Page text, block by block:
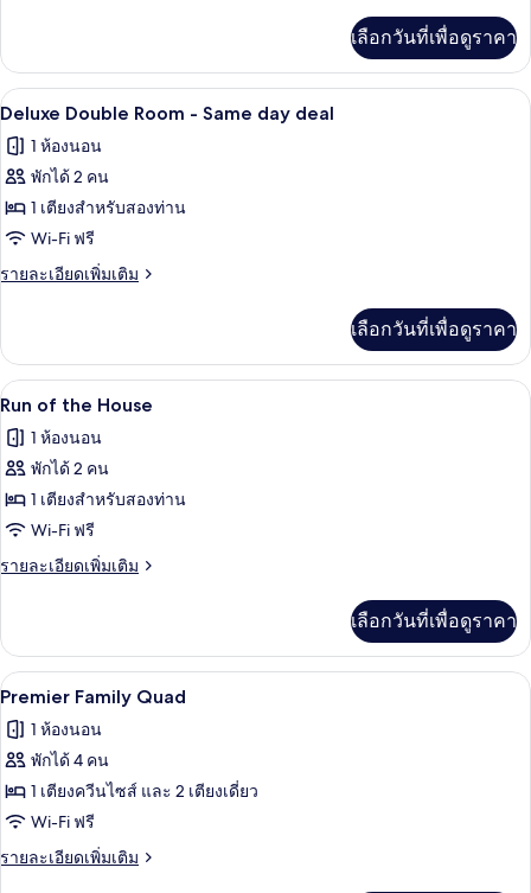
24hrs
stay(Check-
out
on
3
pm)
เกี่ยว
กับ
Deluxe
Room
stay(Check-
out
3
เลือกวันที่เพื่อดูราคา
เปิด
ภาพถ่าย
ทั้งหมด
ของ
Deluxe
Double
Same
day
deal
21
Deluxe Double Room - Same day deal
1 ห้องนอน
พักได้ 2 คน
1 เตียงสำหรับสองท่าน
Wi-Fi ฟรี
รายละเอียดเพิ่มเติม
ราย
เกี่ยว
กับ
Deluxe
Room
day
deal
เลือกวันที่เพื่อดูราคา
เปิด
ภาพถ่าย
ทั้งหมด
ของ
Run
of
5
Run of the House
1 ห้องนอน
พักได้ 2 คน
1 เตียงสำหรับสองท่าน
Wi-Fi ฟรี
รายละเอียดเพิ่มเติม
ราย
เกี่ยว
กับ
Run
the
House
เลือกวันที่เพื่อดูราคา
เปิด
ภาพถ่าย
ทั้งหมด
ของ
Premier
Family
12
Premier Family Quad
1 ห้องนอน
พักได้ 4 คน
1 เตียงควีนไซส์ และ 2 เตียงเดี่ยว
Wi-Fi ฟรี
รายละเอียดเพิ่มเติม
ราย